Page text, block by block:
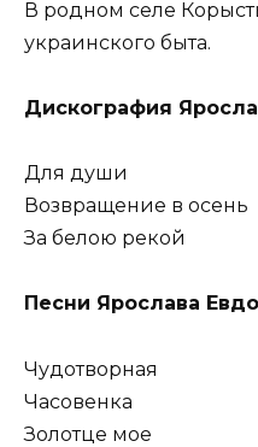
В родном селе
украинского быта.
Дискография
Для души
Возвращение в осень
За белою рекой
Песни Ярослава
Чудотворная
Часовенка
Золотце мое